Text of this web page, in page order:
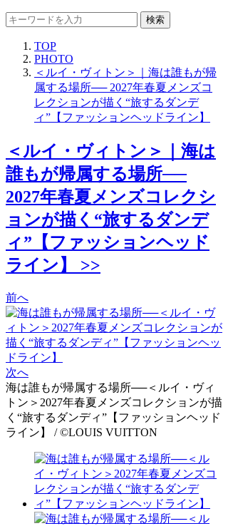
検索
TOP
PHOTO
＜ルイ・ヴィトン＞｜海は誰もが帰
属する場所── 2027年春夏メンズコ
レクションが描く“旅するダンデ
ィ”【ファッションヘッドライン】
＜ルイ・ヴィトン＞｜海は
誰もが帰属する場所──
2027年春夏メンズコレクシ
ョンが描く“旅するダンデ
ィ”【ファッションヘッド
ライン】 >>
前へ
次へ
海は誰もが帰属する場所──＜ルイ・ヴィ
トン＞2027年春夏メンズコレクションが描
く“旅するダンディ”【ファッションヘッド
ライン】 / ©LOUIS VUITTON